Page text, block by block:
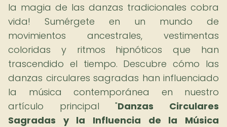
la magia de las danzas tradicionales cobra
vida! Sumérgete en un mundo de
movimientos ancestrales, vestimentas
coloridas y ritmos hipnóticos que han
trascendido el tiempo. Descubre cómo las
danzas circulares sagradas han influenciado
la música contemporánea en nuestro
artículo principal "Danzas Circulares
Sagradas y la Influencia de la Música